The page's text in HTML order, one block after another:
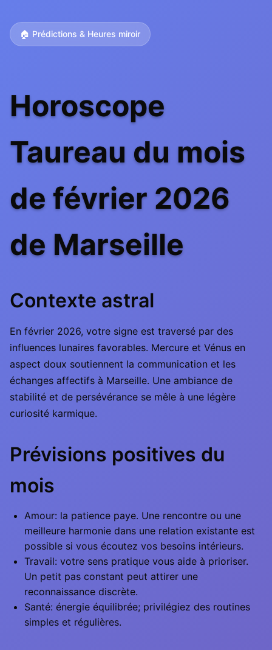
🏠 Prédictions & Heures miroir
Horoscope
Taureau du mois
de février 2026
de Marseille
Contexte astral
En février 2026, votre signe est traversé par des
influences lunaires favorables. Mercure et Vénus en
aspect doux soutiennent la communication et les
échanges affectifs à Marseille. Une ambiance de
stabilité et de persévérance se mêle à une légère
curiosité karmique.
Prévisions positives du
mois
Amour: la patience paye. Une rencontre ou une
meilleure harmonie dans une relation existante est
possible si vous écoutez vos besoins intérieurs.
Travail: votre sens pratique vous aide à prioriser.
Un petit pas constant peut attirer une
reconnaissance discrète.
Santé: énergie équilibrée; privilégiez des routines
simples et régulières.